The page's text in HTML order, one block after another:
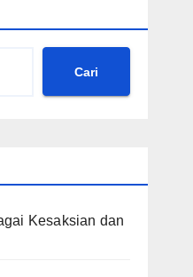
Cari
Kesaksian dan